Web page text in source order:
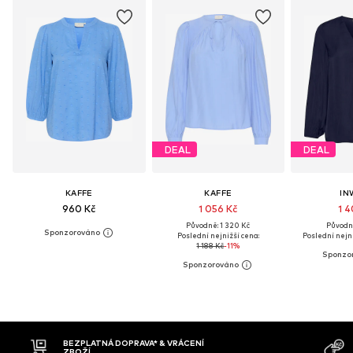
KAFFE
960 Kč
DEAL
KAFFE
1 056 Kč
Původně: 1 320 Kč
Poslední nejnižší cena:
1 188 Kč-11%
DEAL
1
Poslední
DOBÍRKA
MOŽNOST